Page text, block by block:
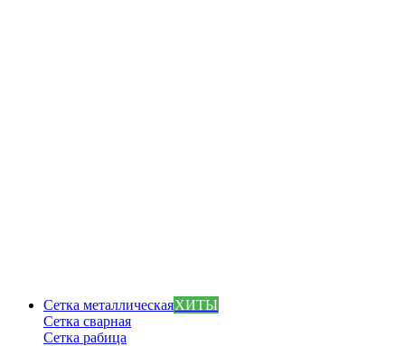
Сетка металлическаяХИТЫ
Сетка сварная
Сетка рабица